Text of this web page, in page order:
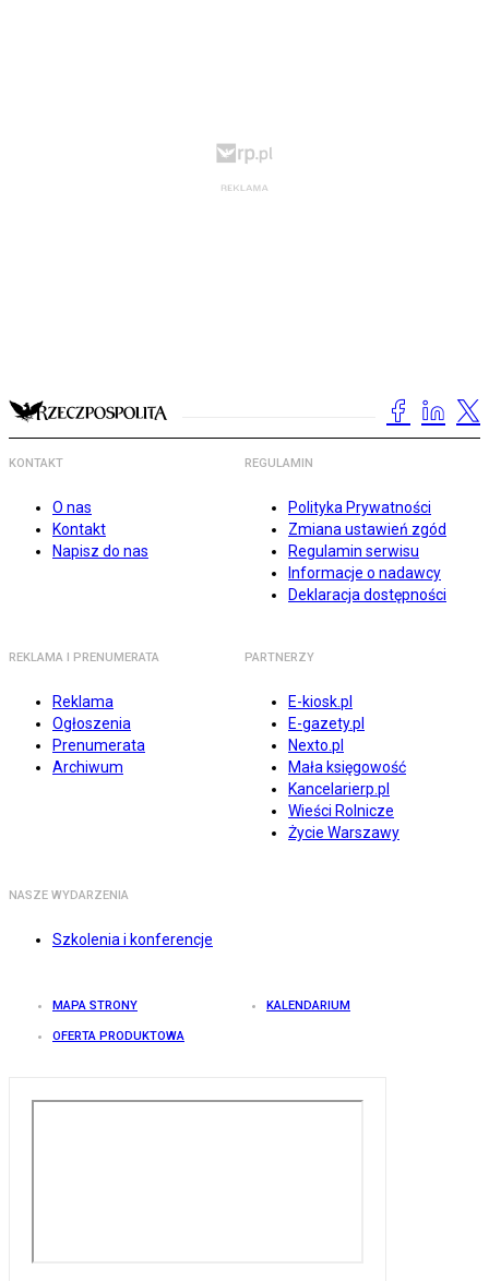
KONTAKT
O nas
Kontakt
Napisz do nas
REGULAMIN
Polityka Prywatności
Zmiana ustawień zgód
Regulamin serwisu
Informacje o nadawcy
Deklaracja dostępności
REKLAMA I PRENUMERATA
Reklama
Ogłoszenia
Prenumerata
Archiwum
PARTNERZY
E-kiosk.pl
E-gazety.pl
Nexto.pl
Mała księgowość
Kancelarierp.pl
Wieści Rolnicze
Życie Warszawy
NASZE WYDARZENIA
Szkolenia i konferencje
MAPA STRONY KALENDARIUM
OFERTA PRODUKTOWA